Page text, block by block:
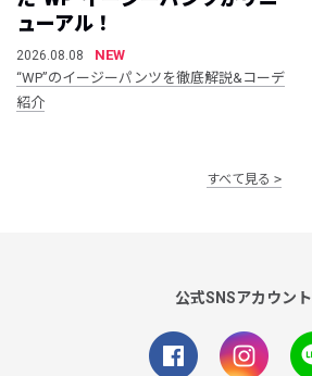
ューアル！
2026.08.08
NEW
“WP”のイージーパンツを徹底解説&コーデ
紹介
すべて見る
公式SNSアカウント